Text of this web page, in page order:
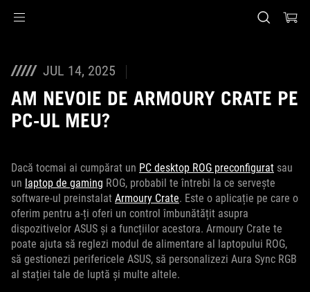
JUL 14, 2025
AM NEVOIE DE ARMOURY CRATE PE
PC-UL MEU?
Dacă tocmai ai cumpărat un PC desktop ROG preconfigurat sau
un laptop de gaming ROG, probabil te întrebi la ce servește
software-ul preinstalat Armoury Crate. Este o aplicație pe care o
oferim pentru a-ți oferi un control îmbunătățit asupra
dispozitivelor ASUS și a funcțiilor acestora. Armoury Crate te
poate ajuta să reglezi modul de alimentare al laptopului ROG,
să gestionezi perifericele ASUS, să personalizezi Aura Sync RGB
al stației tale de luptă și multe altele.